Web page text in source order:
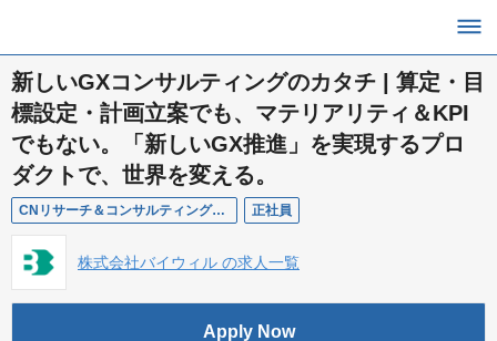
新しいGXコンサルティングのカタチ | 算定・目
標設定・計画立案でも、マテリアリティ＆KPI
でもない。「新しいGX推進」を実現するプロ
ダクトで、世界を変える。
CNリサーチ＆コンサルティング_プロダクト責任者 正社員
株式会社バイウィル の求人一覧
Apply Now